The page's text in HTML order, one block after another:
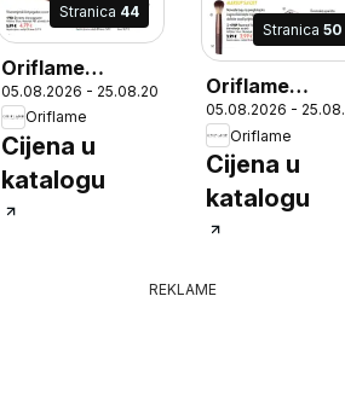
Stranica 44
Oriflame
Katalog
05.08.2026 - 25.08.2026
Oriflame
Cijena u
katalogu
Stranica50
Oriflame
Katalog
05.08.2026 -
Oriflame
Cijena u
katalogu
REKLAME